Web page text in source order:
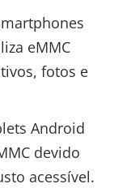
eMMC
fotos e
Android
devido
acessível.